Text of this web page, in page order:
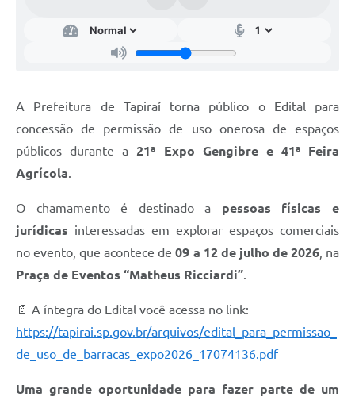
ITR
A Prefeitura
Imprensa
Nota Fiscal Eletrônica - Emissor Nacional
Serviços Online
Arquivos para Download
Galeria de Vídeos
Secretarias
A Prefeitura de Tapiraí torna público o Edital para
concessão de permissão de uso onerosa de espaços
públicos durante a21ª Expo Gengibre e 41ª Feira
Agrícola.
O chamamento é destinado a pessoas físicas e
jurídicas interessadas em explorar espaços comerciais
no evento, que acontece de09 a 12 de julho de 2026, na
Praça de Eventos “Matheus Ricciardi”.
📄 A íntegra do Edital você acessa no link:
https://tapirai.sp.gov.br/arquivos/edital_para_permissao_
de_uso_de_barracas_expo2026_17074136.pdf
Uma grande oportunidade para fazer parte de um